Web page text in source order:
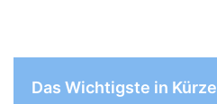
Das Wichtigste in Kürze